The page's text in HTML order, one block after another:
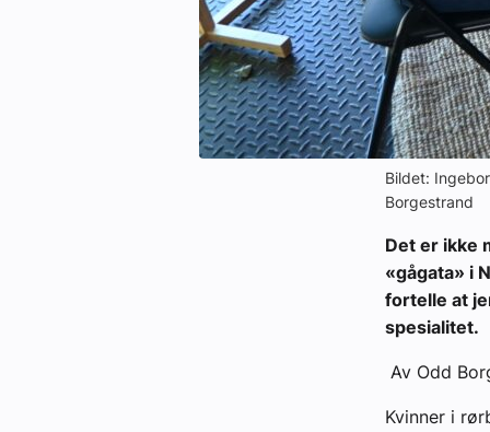
Bildet:
Borgestrand
Det er ikke
«gågata» i
fortelle at
spesialitet.
Av Odd
Kvinner i